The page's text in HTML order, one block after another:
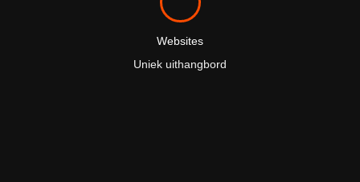
Websites
Uniek uithangbord